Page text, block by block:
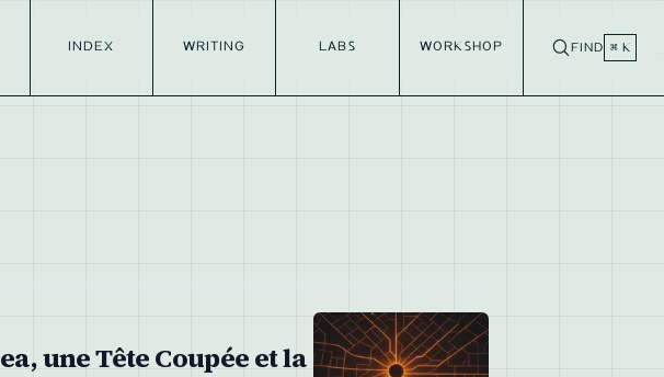
INDEX WRITING LABS WORKSHOP FIND ⌘ K
une Tête Coupée et la